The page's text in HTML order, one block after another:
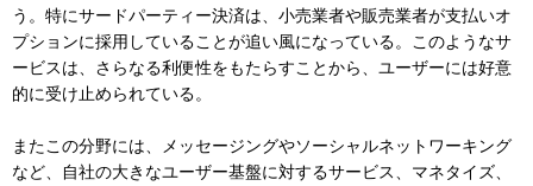
う。特にサードパーティー決済は、小売業者や販売業者が支払いオ
プションに採用していることが追い風になっている。このようなサ
ービスは、さらなる利便性をもたらすことから、ユーザーには好意
的に受け止められている。
またこの分野には、メッセージングやソーシャルネットワーキング
など、自社の大きなユーザー基盤に対するサービス、マネタイズ、